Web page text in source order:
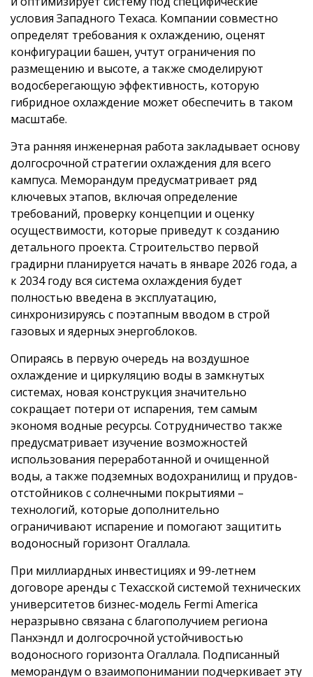
условия Западного Техаса. Компании совместно
определят требования к охлаждению, оценят
конфигурации башен, учтут ограничения по
размещению и высоте, а также смоделируют
водосберегающую эффективность, которую
гибридное охлаждение может обеспечить в таком
масштабе.
Эта ранняя инженерная работа закладывает основу
долгосрочной стратегии охлаждения для всего
кампуса. Меморандум предусматривает ряд
ключевых этапов, включая определение
требований, проверку концепции и оценку
осуществимости, которые приведут к созданию
детального проекта. Строительство первой
градирни планируется начать в январе 2026 года, а
к 2034 году вся система охлаждения будет
полностью введена в эксплуатацию,
синхронизируясь с поэтапным вводом в строй
газовых и ядерных энергоблоков.
Опираясь в первую очередь на воздушное
охлаждение и циркуляцию воды в замкнутых
системах, новая конструкция значительно
сокращает потери от испарения, тем самым
экономя водные ресурсы. Сотрудничество также
предусматривает изучение возможностей
использования переработанной и очищенной
воды, а также подземных водохранилищ и прудов-
отстойников с солнечными покрытиями –
технологий, которые дополнительно
ограничивают испарение и помогают защитить
водоносный горизонт Огаллала.
При миллиардных инвестициях и 99-летнем
договоре аренды с Техасской системой технических
университетов бизнес-модель Fermi America
неразрывно связана с благополучием региона
Панхэндл и долгосрочной устойчивостью
водоносного горизонта Огаллала. Подписанный
меморандум о взаимопонимании подчеркивает эту